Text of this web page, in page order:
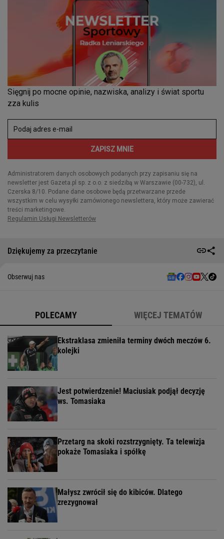
Dziękujemy za przeczytanie
Obserwuj nas
POLECAMY WIĘCEJ TEMATÓW
Ekstraklasa zmieniła terminy dwóch meczów 6.
kolejki
Jest potwierdzenie! Maciusiak podjął decyzję
ws. Tomasiaka
Przetarg na skoki rozstrzygnięty. Ta telewizja
pokaże Tomasiaka i spółkę
Małysz zwrócił się do kibiców. Dlatego
zrezygnował